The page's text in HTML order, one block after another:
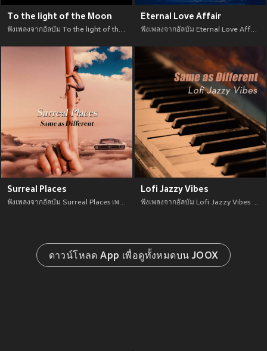
To the light of the Moon
ฟังเพลงจากอัลบัม To the light of the Moon เพลงใหม่จาก อัพเดทเพลงใหม่ล่าสุดก่อนใคร ตลอดปี 2021
Eternal Love Affair
ฟังเพลงจากอัลบัม Eternal Love Affair เพลงใหม่จาก อัพเดทเพลงใหม่ล่าสุดก่อนใคร ตลอดปี 2021
Surreal Places
ฟังเพลงจากอัลบัม Surreal Places เพลงใหม่จาก อัพเดทเพลงใหม่ล่าสุดก่อนใคร ตลอดปี 2021
Lofi Jazzy Vibes
ฟังเพลงจากอัลบัม Lofi Jazzy Vibes เพลงใหม่จาก อัพเดทเพลงใหม่ล่าสุดก่อนใคร ตลอดปี 2021
ดาวน์โหลด App เพื่อดูทั้งหมดบน JOOX